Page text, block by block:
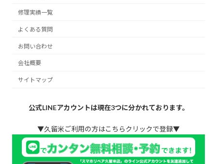
修理実績一覧
よくある質問
お問い合わせ
会社概要
サイトマップ
公式LINEアカウントは現在3つに分かれております。
▼久留米ご利用の方はこちらクリックで登録▼